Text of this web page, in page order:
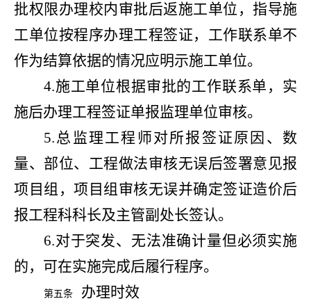
批权限办理校内审批后返施工单位，指导施
工单位按程序办理工程签证，工作联系单不
作为结算依据的情况应明示施工单位。
4.施工单位根据审批的工作联系单，实
施后办理工程签证单报监理单位审核。
5.总监理工程师对所报签证原因、数
量、部位、工程做法审核无误后签署意见报
项目组，项目组审核无误并确定签证造价后
报工程科科长及主管副处长签认。
6.对于突发、无法准确计量但必须实施
的，可在实施完成后履行程序。
第五条
办理时效